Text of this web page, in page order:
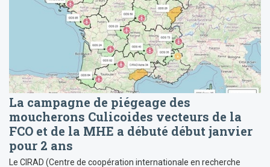
La campagne de piégeage des
moucherons Culicoides vecteurs de la
FCO et de la MHE a débuté début janvier
pour 2 ans
Le CIRAD (Centre de coopération internationale en recherche